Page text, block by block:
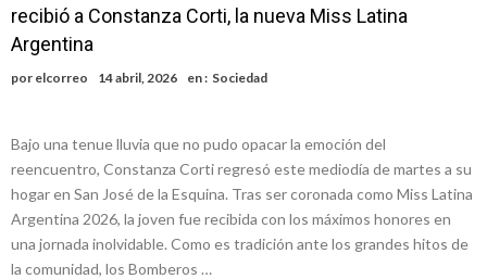
recibió a Constanza Corti, la nueva Miss Latina
Argentina
por elcorreo 14 abril, 2026 en : Sociedad
Bajo una tenue lluvia que no pudo opacar la emoción del
reencuentro, Constanza Corti regresó este mediodía de martes a su
hogar en San José de la Esquina. Tras ser coronada como Miss Latina
Argentina 2026, la joven fue recibida con los máximos honores en
una jornada inolvidable. Como es tradición ante los grandes hitos de
la comunidad, los Bomberos …